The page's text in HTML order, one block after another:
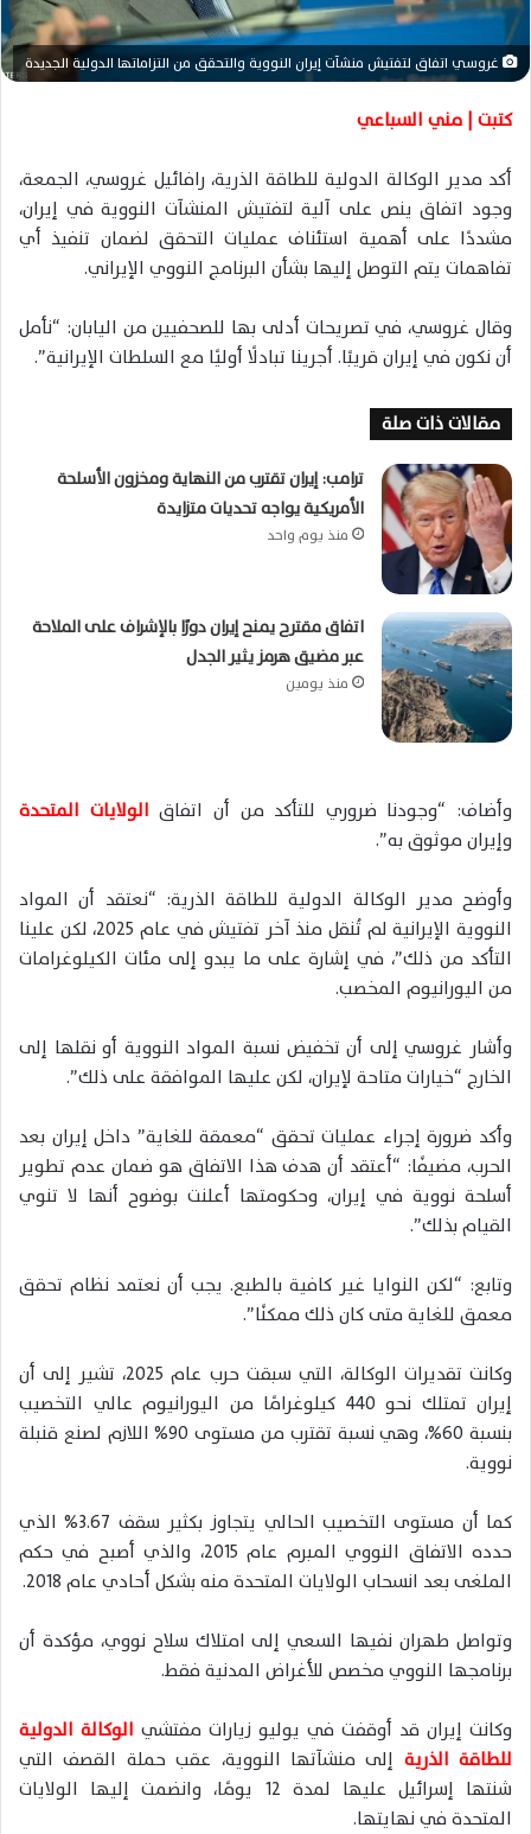
ت
ر
و
ن
ا
غروسي اتفاق لتفتيش منشآت إيران النووية والتحقق من التزاماتها الدولية الجديدة
كتبت | مني السباعي
أكد مدير الوكالة الدولية للطاقة الذرية، رافائيل غروسي، الجمعة،
وجود اتفاق ينص على آلية لتفتيش المنشآت النووية في إيران،
مشددًا على أهمية استئناف عمليات التحقق لضمان تنفيذ أي
تفاهمات يتم التوصل إليها بشأن البرنامج النووي الإيراني.
وقال غروسي، في تصريحات أدلى بها للصحفيين من اليابان: “نأمل
أن نكون في إيران قريبًا. أجرينا تبادلًا أوليًا مع السلطات الإيرانية”.
مقالات ذات صلة
ترامب: إيران تقترب من النهاية ومخزون الأسلحة
الأمريكية يواجه تحديات متزايدة
منذ يوم واحد
اتفاق مقترح يمنح إيران دورًا بالإشراف على الملاحة
عبر مضيق هرمز يثير الجدل
منذ يومين
وأضاف: “وجودنا ضروري للتأكد من أن اتفاق الولايات المتحدة
وإيران موثوق به”.
وأوضح مدير الوكالة الدولية للطاقة الذرية: “نعتقد أن المواد
النووية الإيرانية لم تُنقل منذ آخر تفتيش في عام 2025، لكن علينا
التأكد من ذلك”، في إشارة على ما يبدو إلى مئات الكيلوغرامات
من اليورانيوم المخصب.
وأشار غروسي إلى أن تخفيض نسبة المواد النووية أو نقلها إلى
الخارج “خيارات متاحة لإيران، لكن عليها الموافقة على ذلك”.
وأكد ضرورة إجراء عمليات تحقق “معمقة للغاية” داخل إيران بعد
الحرب، مضيفًا: “أعتقد أن هدف هذا الاتفاق هو ضمان عدم تطوير
أسلحة نووية في إيران، وحكومتها أعلنت بوضوح أنها لا تنوي
القيام بذلك”.
وتابع: “لكن النوايا غير كافية بالطبع. يجب أن نعتمد نظام تحقق
معمق للغاية متى كان ذلك ممكنًا”.
وكانت تقديرات الوكالة، التي سبقت حرب عام 2025، تشير إلى أن
إيران تمتلك نحو 440 كيلوغرامًا من اليورانيوم عالي التخصيب
بنسبة 60%، وهي نسبة تقترب من مستوى 90% اللازم لصنع قنبلة
نووية.
كما أن مستوى التخصيب الحالي يتجاوز بكثير سقف 3.67% الذي
حدده الاتفاق النووي المبرم عام 2015، والذي أصبح في حكم
الملغى بعد انسحاب الولايات المتحدة منه بشكل أحادي عام 2018.
وتواصل طهران نفيها السعي إلى امتلاك سلاح نووي، مؤكدة أن
برنامجها النووي مخصص للأغراض المدنية فقط.
وكانت إيران قد أوقفت في يوليو زيارات مفتشي الوكالة الدولية
للطاقة الذرية إلى منشآتها النووية، عقب حملة القصف التي
شنتها إسرائيل عليها لمدة 12 يومًا، وانضمت إليها الولايات
المتحدة في نهايتها.